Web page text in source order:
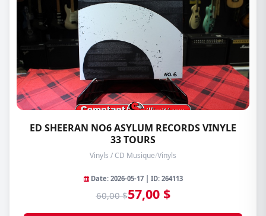
ED SHEERAN NO6 ASYLUM RECORDS VINYLE
33 TOURS
Vinyls / CD Musique/Vinyls
Date: 2026-05-17 | ID: 264113
60,00 $57,00 $